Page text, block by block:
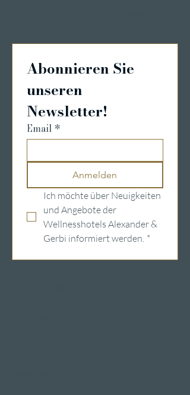
Abonnieren Sie
unseren
Newsletter!
Email *
Anmelden
Ich möchte über Neuigkeiten
und Angebote der
Wellnesshotels Alexander &
Gerbi informiert werden. *